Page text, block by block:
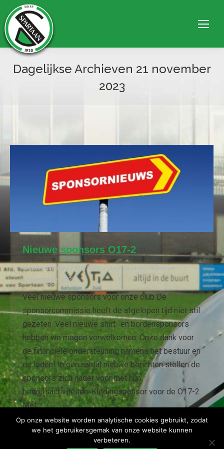
Dagelijkse Archieven 21 november
2023
Nieuwe sponsors O17-2
Nieuws ,Nieuws 2023/2024 Door Ricardo Willemse
21 november 2023
Veel nieuwe sponsors voor onze club De
sponsorcommissie heeft de afgelopen tijd niet stil
gezeten. Veel nieuwe shirt- en bordensponsors
hebben we mogen verwelkomen. Onze dank voor
de financiële ondersteuning namens het bestuur en
de leden! In een aantal nieuwe berichten stellen de
sponsors zich nader voor met hun
bedrijfsactiviteiten. Kledingsponsor voor de O17-2
Met…
Op onze website worden analytische cookies gebruikt, zodat
we het gebruikersgemak van onze website kunnen
verbeteren.